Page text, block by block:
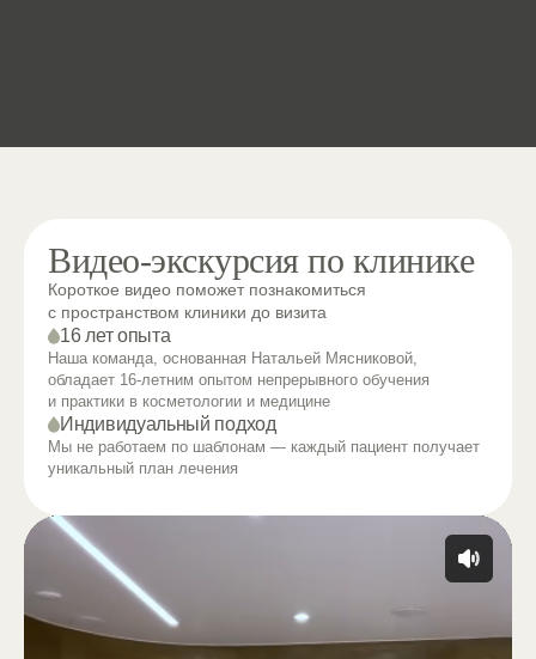
Видео-экскурсия по клинике
Короткое видео поможет познакомиться
с пространством клиники до визита
16 лет опыта
Наша команда, основанная Натальей Мясниковой,
обладает 16-летним опытом непрерывного обучения
и практики в косметологии и медицине
Индивидуальный подход
Мы не работаем по шаблонам — каждый пациент получает
уникальный план лечения